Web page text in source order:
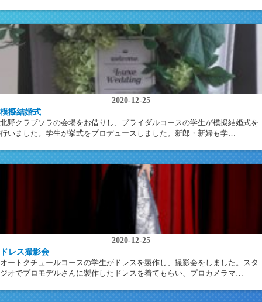
2020-12-25
模擬結婚式
北野クラブソラの会場をお借りし、ブライダルコースの学生が模擬結婚式を
行いました。学生が挙式をプロデュースしました。新郎・新婦も学…
2020-12-25
ドレス撮影会
オートクチュールコースの学生がドレスを製作し、撮影会をしました。スタ
ジオでプロモデルさんに製作したドレスを着てもらい、プロカメラマ…